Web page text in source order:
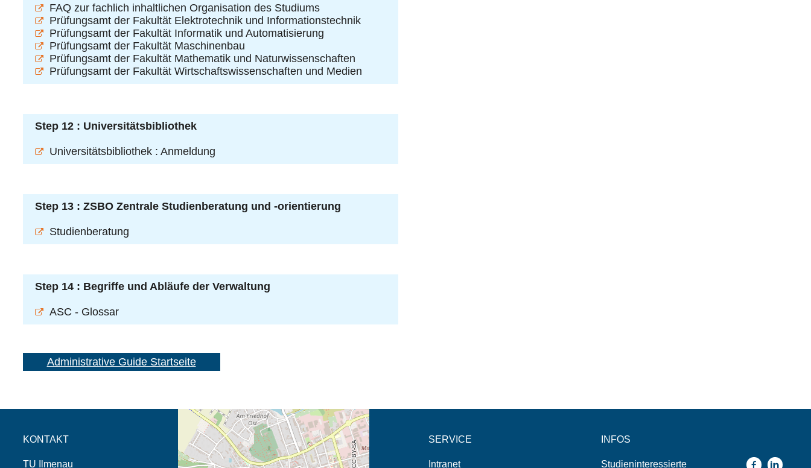
FAQ zur fachlich inhaltlichen Organisation des Studiums
Prüfungsamt der Fakultät Elektrotechnik und Informationstechnik
Prüfungsamt der Fakultät Informatik und Automatisierung
Prüfungsamt der Fakultät Maschinenbau
Prüfungsamt der Fakultät Mathematik und Naturwissenschaften
Prüfungsamt der Fakultät Wirtschaftswissenschaften und Medien
Step 12 : Universitätsbibliothek
Universitätsbibliothek : Anmeldung
Step 13 : ZSBO Zentrale Studienberatung und -orientierung
Studienberatung
Step 14 : Begriffe und Abläufe der Verwaltung
ASC - Glossar
Administrative Guide Startseite
KONTAKT
TU Ilmenau
Öffnet die Anfahrtsbeschreibung in neuem
Tab (Karte)
SERVICE
Intranet
INFOS
Studieninteressierte